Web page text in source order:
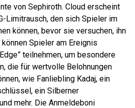
von Sephiroth. Cloud erscheint
Limitrausch, den sich Spieler im
können, bevor sie versuchen, ihn
Spieler am Ereignis
teilnehmen, um besondere
die für wertvolle Belohnungen
wie Fanliebling Kadaj, ein
ein Silberner
mehr. Die Anmeldeboni